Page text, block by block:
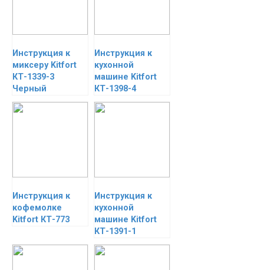
Инструкция к
миксеру Kitfort
КТ-1339-3
Черный
Инструкция к
кухонной
машине Kitfort
КТ-1398-4
Инструкция к
кофемолке
Kitfort КТ-773
Инструкция к
кухонной
машине Kitfort
КТ-1391-1